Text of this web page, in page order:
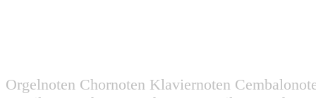
Orgelnoten Chornoten Klaviernoten